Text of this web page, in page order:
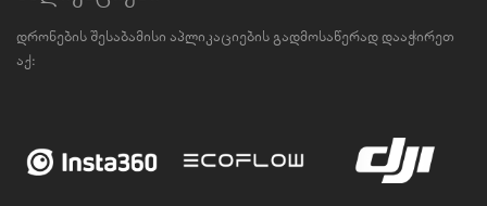
დრონების შესაბამისი აპლიკაციების გადმოსაწერად დააჭირეთ
აქ: